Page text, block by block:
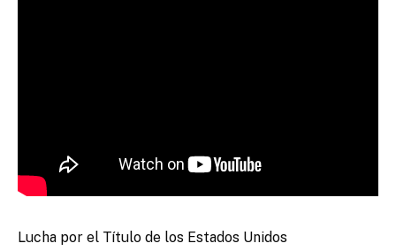
Lucha por el Título de los Estados Unidos